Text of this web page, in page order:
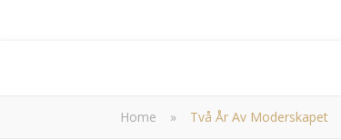
Home » Två År Av Moderskapet